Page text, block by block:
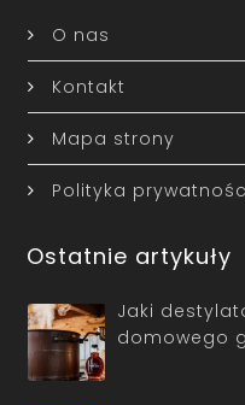
O nas
Kontakt
Mapa strony
Polityka
Ostatnie artykuły
Jaki
domowego